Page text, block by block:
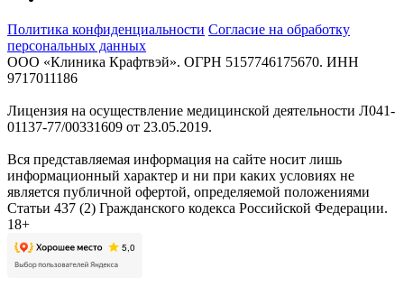
Политика конфиденциальности Согласие на обработку
персональных данных
ООО «Клиника Крафтвэй». ОГРН 5157746175670. ИНН
9717011186
Лицензия на осуществление медицинской деятельности Л041-
01137-77/00331609 от 23.05.2019.
Вся представляемая информация на сайте носит лишь
информационный характер и ни при каких условиях не
является публичной офертой, определяемой положениями
Статьи 437 (2) Гражданского кодекса Российской Федерации.
18+